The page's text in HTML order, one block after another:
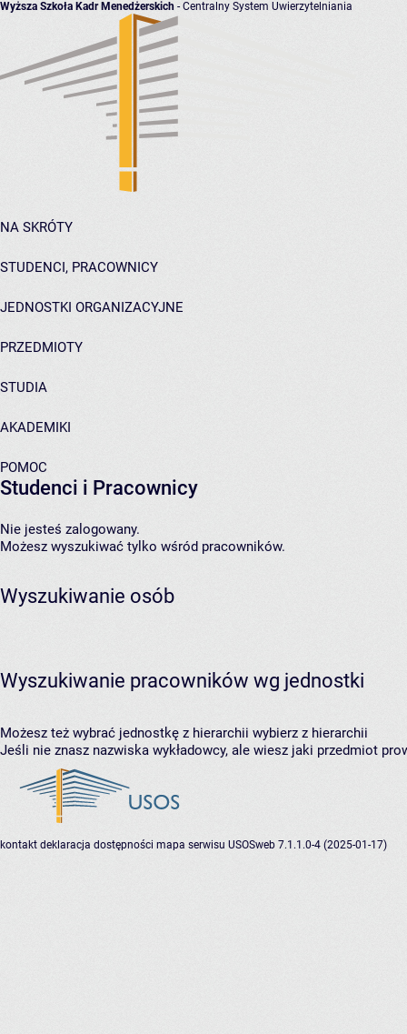
Wyższa Szkoła Kadr Menedżerskich - Centralny System Uwierzytelniania
NA SKRÓTY
STUDENCI, PRACOWNICY
JEDNOSTKI ORGANIZACYJNE
PRZEDMIOTY
STUDIA
AKADEMIKI
POMOC
Studenci i Pracownicy
Nie jesteś zalogowany.
Możesz wyszukiwać tylko wśród pracowników.
Wyszukiwanie osób
Wyszukiwanie pracowników wg jednostki
Możesz też wybrać jednostkę z hierarchii wybierz z hierarchii
Jeśli nie znasz nazwiska wykładowcy, ale wiesz jaki przedmiot
kontakt deklaracja dostępności mapa serwisu USOSweb 7.1.1.0-4 (2025-01-17)